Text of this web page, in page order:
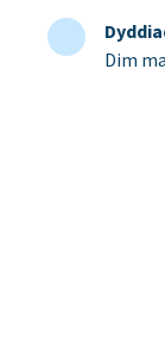
Dim